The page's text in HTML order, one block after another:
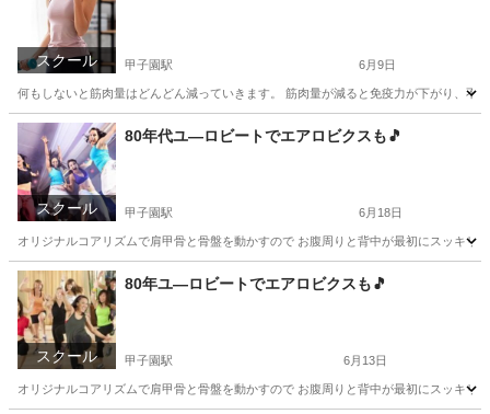
スクール 甲子園駅 6月9日
何もしないと筋肉量はどんどん減っていきます。 筋肉量が減ると免疫力が下がり、
兵庫 西宮市 甲子園駅 その他 筋トレ
スクール
80年代ユ―ロビートでエアロビクスも🎵
甲子園駅 6月18日
オリジナルコアリズムで肩甲骨と骨盤を動かすので お腹周りと背中が最初にスッキ
兵庫 西宮市 甲子園駅 美容健康 エアロビクス
スクール
80年ユ―ロビートでエアロビクスも🎵
甲子園駅 6月13日
オリジナルコアリズムで肩甲骨と骨盤を動かすので お腹周りと背中が最初にスッキ